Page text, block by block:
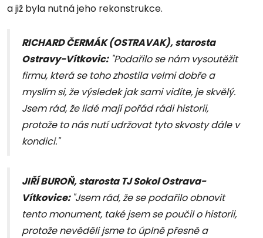
a již byla nutná jeho rekonstrukce.
RICHARD ČERMÁK (OSTRAVAK), starosta
Ostravy-Vítkovic:"Podařilo se nám vysoutěžit
firmu, která se toho zhostila velmi dobře a
myslím si, že výsledek jak sami vidíte, je skvělý.
Jsem rád, že lidé mají pořád rádi historii,
protože to nás nutí udržovat tyto skvosty dále v
kondici."
JIŘÍ BUROŇ, starosta TJ Sokol Ostrava-
Vítkovice: "Jsem rád, že se podařilo obnovit
tento monument, také jsem se poučil o historii,
protože nevěděli jsme to úplně přesně a